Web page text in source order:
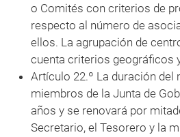
o Comités con criterios de
respecto al número de
ellos. La agrupación de
cuenta criterios geográficos
Artículo 22.º La duración del
miembros de la Junta de
años y se renovará por
Secretario, el Tesorero y la